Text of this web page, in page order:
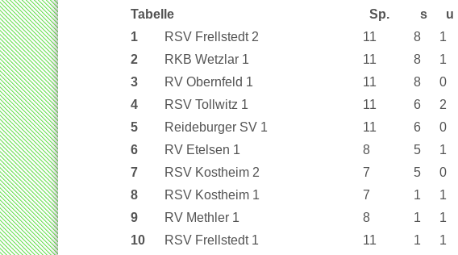
Tabelle Sp. s u
1
RSV Frellstedt 2 11 8 1
2
RKB Wetzlar 1 11 8 1
3
RV Obernfeld 1 11 8 0
4
RSV Tollwitz 1 11 6 2
5
Reideburger SV 1 11 6 0
6
RV Etelsen 1 8 5 1
7
RSV Kostheim 2 7 5 0
8
RSV Kostheim 1 7 1 1
9
RV Methler 1 8 1 1
10
RSV Frellstedt 1 11 1 1